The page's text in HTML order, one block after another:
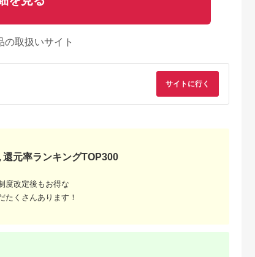
ョイ
出典：ふるなび
出典：ふるさとチョイ
出典：ふるさとパレ
の取扱いサイト
サイトに行く
還元率ランキングTOP300
度改定後もお得な
たくさんあります！